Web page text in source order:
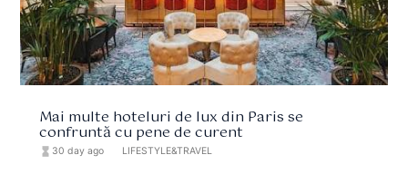
Mai multe hoteluri de lux din Paris se
confruntă cu pene de curent
hourglass_full 30 day ago LIFESTYLE&TRAVEL